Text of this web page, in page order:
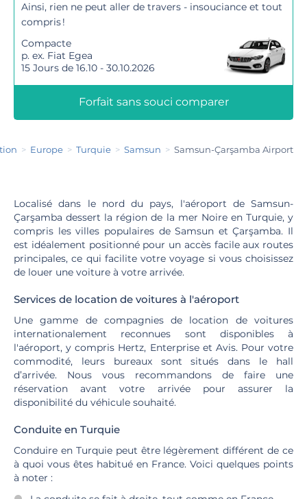
Ainsi, rien ne peut aller de travers - insouciance et tout
compris !
Compacte
p. ex. Fiat Egea
15 Jours de 16.10 - 30.10.2026
Forfait sans souci comparer
Europe Turquie Samsun Samsun-Çarşamba Airport
Localisé dans le nord du pays, l'aéroport de Samsun-
Çarşamba dessert la région de la mer Noire en Turquie, y
compris les villes populaires de Samsun et Çarşamba. Il
est idéalement positionné pour un accès facile aux routes
principales, ce qui facilite votre voyage si vous choisissez
de louer une voiture à votre arrivée.
Services de location de voitures à l'aéroport
Une gamme de compagnies de location de voitures
internationalement reconnues sont disponibles à
l'aéroport, y compris Hertz, Enterprise et Avis. Pour votre
commodité, leurs bureaux sont situés dans le hall
d’arrivée. Nous vous recommandons de faire une
réservation avant votre arrivée pour assurer la
disponibilité du véhicule souhaité.
Conduite en Turquie
Conduire en Turquie peut être légèrement différent de ce
à quoi vous êtes habitué en France. Voici quelques points
à noter :